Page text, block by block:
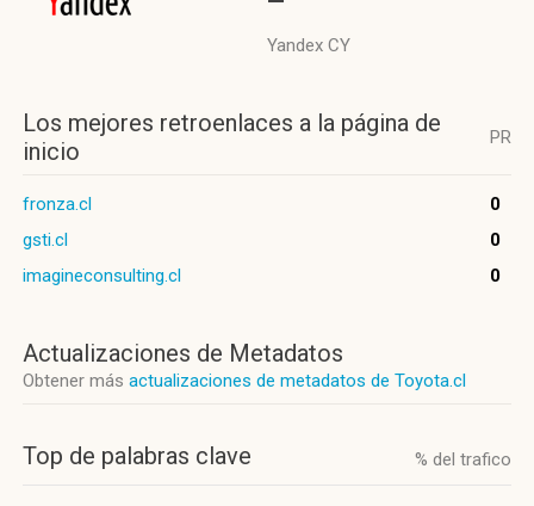
Yandex CY
Los mejores retroenlaces a la página de
inicio
PR
fronza.cl
0
gsti.cl
0
imagineconsulting.cl
0
Actualizaciones de Metadatos
Obtener más actualizaciones de metadatos de Toyota.cl
Top de palabras clave % del trafico